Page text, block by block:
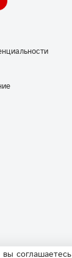
вы соглашаетесь